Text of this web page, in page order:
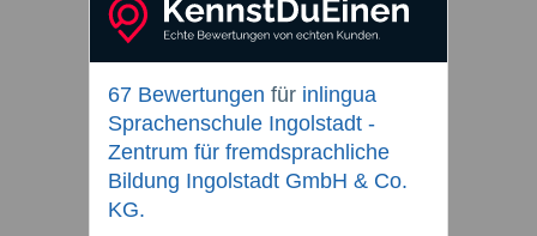
67 Bewertungen für inlingua
Sprachenschule Ingolstadt -
Zentrum für fremdsprachliche
Bildung Ingolstadt GmbH & Co.
KG.